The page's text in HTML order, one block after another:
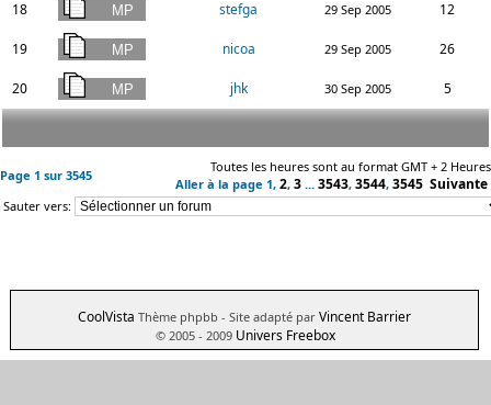
18 stefga 29 Sep 2005 12
19 nicoa 29 Sep 2005 26
20 jhk 30 Sep 2005 5
Page 1 sur 3545
Toutes les heures sont au format GMT + 2 Heures
Aller à la page 1, 2, 3 ... 3543, 3544, 3545 Suivante
Sauter vers:
CoolVista Thème phpbb - Site adapté par Vincent Barrier
© 2005 - 2009 Univers Freebox